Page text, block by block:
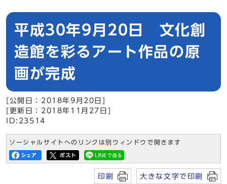
平成30年9月20日 文化創
造館を彩るアート作品の原
画が完成
[公開日：2018年9月20日]
[更新日：2018年11月27日]
ID:23514
ソーシャルサイトへのリンクは別ウィンドウで開きます
印刷 大きな文字で印刷